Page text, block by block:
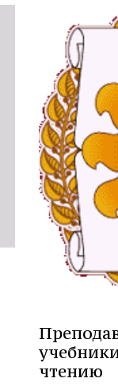
чтению